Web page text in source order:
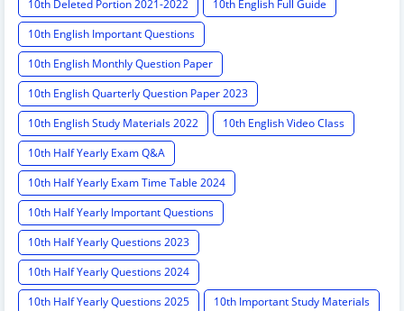
10th Deleted Portion 2021-2022
10th English Full Guide
10th English Important Questions
10th English Monthly Question Paper
10th English Quarterly Question Paper 2023
10th English Study Materials 2022
10th English Video Class
10th Half Yearly Exam Q&A
10th Half Yearly Exam Time Table 2024
10th Half Yearly Important Questions
10th Half Yearly Questions 2023
10th Half Yearly Questions 2024
10th Half Yearly Questions 2025
10th Important Study Materials